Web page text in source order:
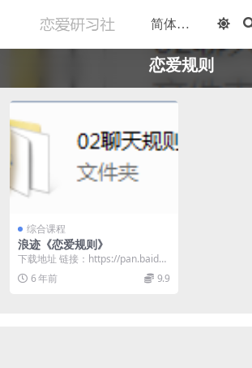
恋爱规则
综合课程
浪迹《恋爱规则》
下载地址 链接：https://pan.baidu.
com/s/10cWnfky...
6 年前 9.9